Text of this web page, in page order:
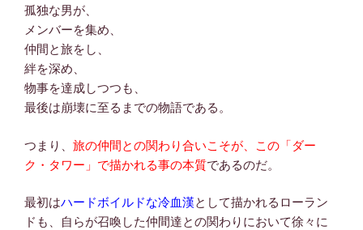
孤独な男が、
メンバーを集め、
仲間と旅をし、
絆を深め、
物事を達成しつつも、
最後は崩壊に至るまでの物語である。
つまり、 旅の仲間との関わり合いこそが、この「ダー
ク・タワー」で描かれる事の本質であるのだ。
最初はハードボイルドな冷血漢として描かれるローラン
ドも、自らが召喚した仲間達との関わりにおいて徐々に